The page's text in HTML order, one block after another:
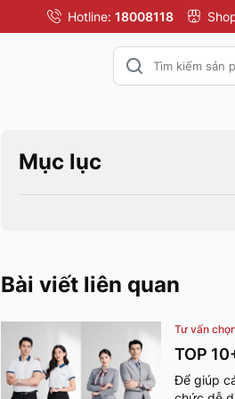
Hotline: 18008118
Mục lục
Bài viết liên quan
Tư vấn
TOP
ĐỒNG
Để giúp